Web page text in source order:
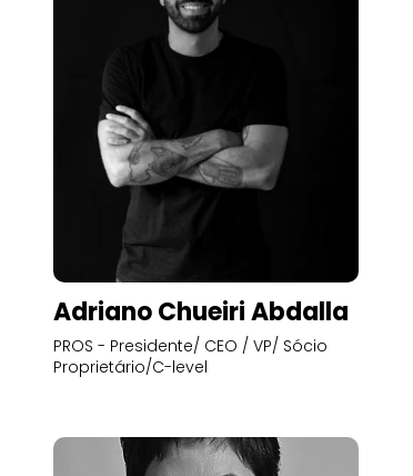
Adriano Chueiri Abdalla
PROS - Presidente/ CEO / VP/ Sócio
Proprietário/C-level